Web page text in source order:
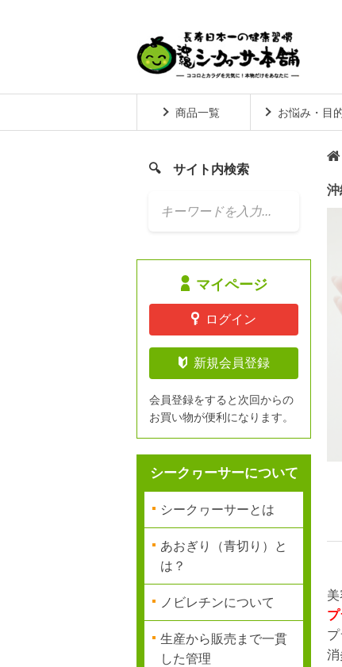
商品一覧 お悩み・目
沖
消
サイト内検索
マイページ
ログイン
新規会員登録
会員登録をすると次回からの
お買い物が便利になります。
シークヮーサーについて
シークヮーサーとは
あおぎり（青切り）と
は？
ノビレチンについて
生産から販売まで一貫
した管理